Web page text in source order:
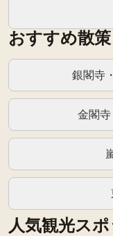
おすすめ散
銀閣寺
金閣寺
人気観光スポ